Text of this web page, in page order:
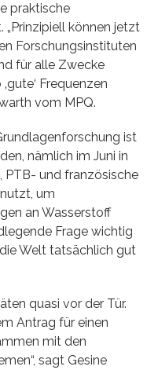
praktische
können jetzt
Forschungsinstituten
für alle Zwecke
Frequenzen
vom MPQ.
ist
nämlich im Juni in
PTB- und französische
um
an Wasserstoff
Frage wichtig
Welt tatsächlich gut
quasi vor der Tür.
Antrag für einen
mit den
sagt Gesine